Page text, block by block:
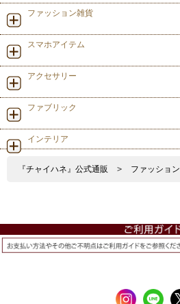
ファッション雑貨
スマホアイテム
アクセサリー
ファブリック
インテリア
『チャイハネ』公式通販 > ファッション